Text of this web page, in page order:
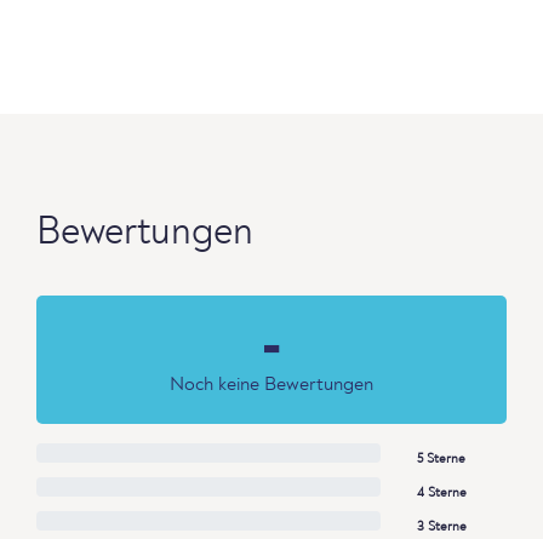
Bewertungen
-
Noch keine Bewertungen
5 Sterne
4 Sterne
3 Sterne